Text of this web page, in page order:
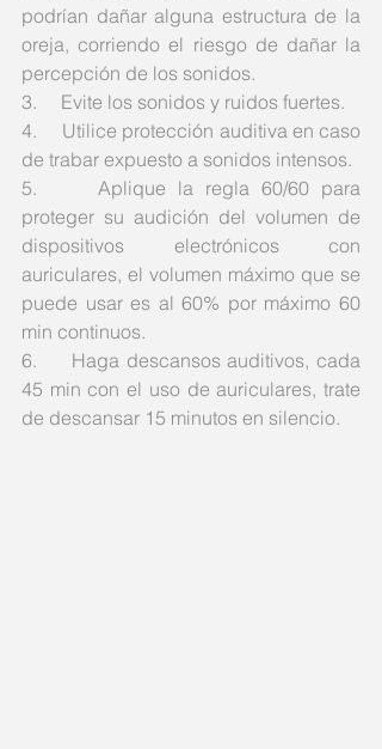
podrían dañar alguna estructura de la
oreja, corriendo el riesgo de dañar la
percepción de los sonidos.
3.     Evite los sonidos y ruidos fuertes.
4.     Utilice protección auditiva en caso
de trabar expuesto a sonidos intensos.
5.     Aplique la regla 60/60 para
proteger su audición del volumen de
dispositivos electrónicos con
auriculares, el volumen máximo que se
puede usar es al 60% por máximo 60
min continuos.
6.     Haga descansos auditivos, cada
45 min con el uso de auriculares, trate
de descansar 15 minutos en silencio.